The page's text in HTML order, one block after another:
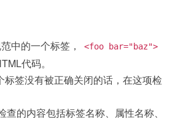
中的一个标签， <foo bar="baz">
代码。
签没有被正确关闭的话，在这项检
的内容包括标签名称、属性名称、